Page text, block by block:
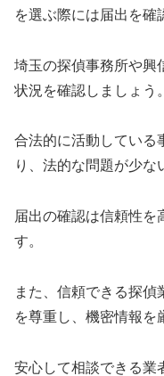
を選ぶ際には届出を確
埼玉の探偵事務所や興
状況を確認しましょう。
合法的に活動している
り、法的な問題が少な
届出の確認は信頼性を
す。
また、信頼できる探偵
を尊重し、機密情報を
安心して相談できる業